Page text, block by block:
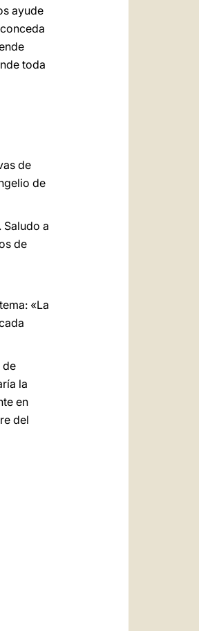
ayude
toda
de
de
a
de
«La
de
la
en
del